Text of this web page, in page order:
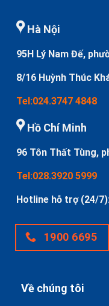
Hà Nội
95H Lý Nam Đế,
8/16 Huỳnh Thúc
Tel:024.3747 4848
Hồ Chí Minh
96 Tôn Thất Tùng,
Tel:028.3920 5999
Hotline hỗ trợ (24/
1900 6695
Về chúng tôi